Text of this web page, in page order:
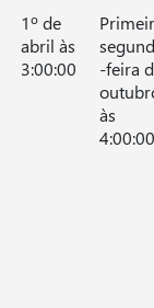
1º de
abril às
3:00:00
-feira
às
4:00:00